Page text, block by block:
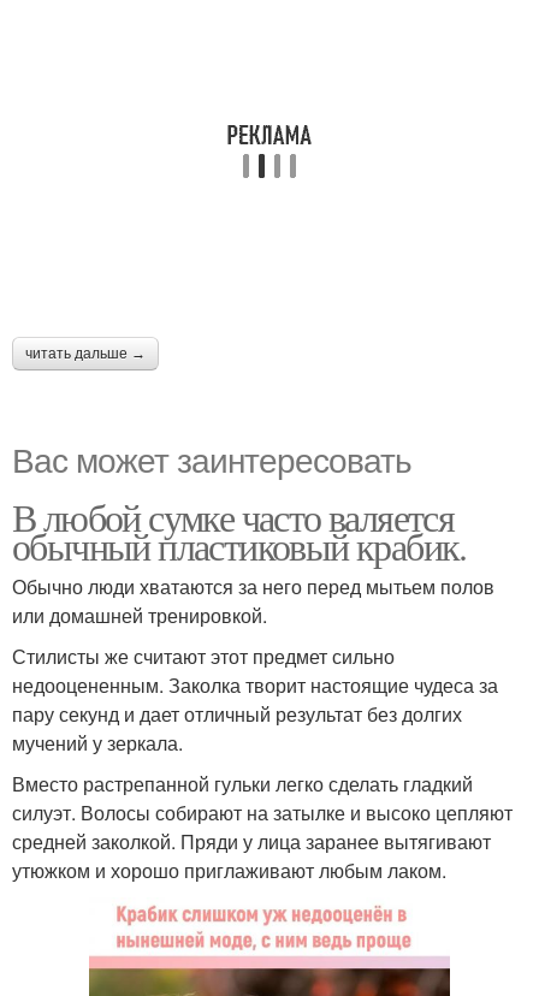
читать дальше →
Вас может заинтересовать
В любой сумке часто валяется
обычный пластиковый крабик.
Обычно люди хватаются за него перед мытьем полов
или домашней тренировкой.
Стилисты же считают этот предмет сильно
недооцененным. Заколка творит настоящие чудеса за
пару секунд и дает отличный результат без долгих
мучений у зеркала.
Вместо растрепанной гульки легко сделать гладкий
силуэт. Волосы собирают на затылке и высоко цепляют
средней заколкой. Пряди у лица заранее вытягивают
утюжком и хорошо приглаживают любым лаком.